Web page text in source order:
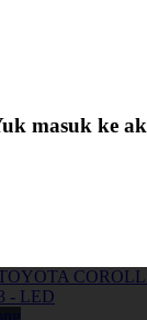
masuk ke